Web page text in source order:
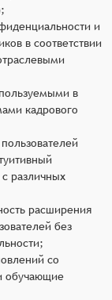
и
в соответствии
в
кадрового
различных
расширения
без
со
обучающие